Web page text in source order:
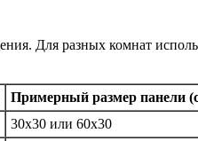
Для разных комнат
Примерный размер панели
30х30 или 60х30